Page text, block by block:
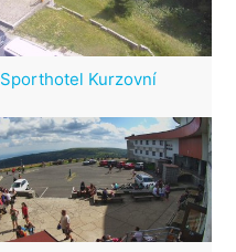
Sporthotel Kurzovní